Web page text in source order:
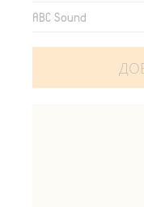
ABC Sound